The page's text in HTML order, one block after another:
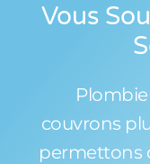
Vous
couvrons
permettons